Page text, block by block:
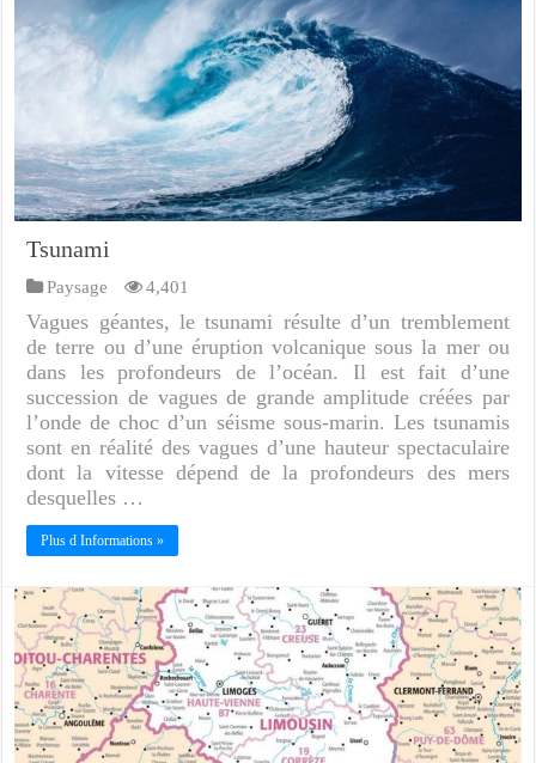
Tsunami
Paysage 4,401
Vagues géantes, le tsunami résulte d’un tremblement
de terre ou d’une éruption volcanique sous la mer ou
dans les profondeurs de l’océan. Il est fait d’une
succession de vagues de grande amplitude créées par
l’onde de choc d’un séisme sous-marin. Les tsunamis
sont en réalité des vagues d’une hauteur spectaculaire
dont la vitesse dépend de la profondeurs des mers
desquelles …
Plus d Informations »